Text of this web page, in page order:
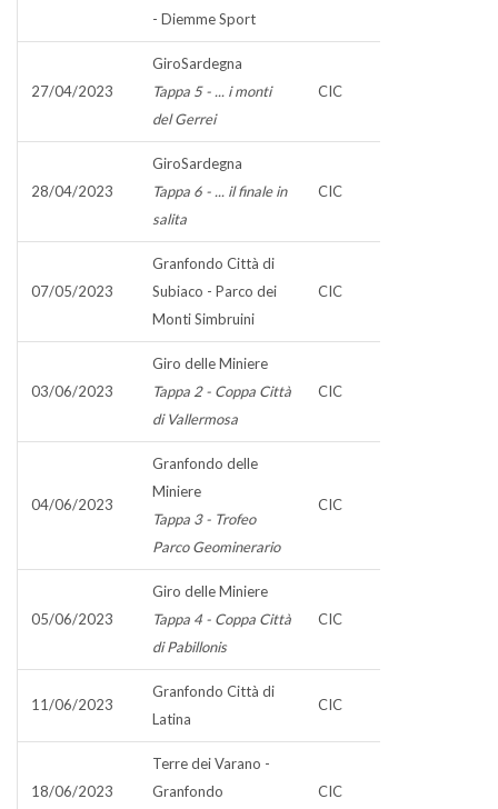
- Diemme Sport
27/04/2023
GiroSardegna
Tappa 5 - ... i monti
del Gerrei
CIC
28/04/2023
GiroSardegna
Tappa 6 - ... il finale in
salita
CIC
07/05/2023
Granfondo Città di
Subiaco - Parco dei
Monti Simbruini
CIC
03/06/2023
Giro delle Miniere
Tappa 2 - Coppa Città
di Vallermosa
CIC
04/06/2023
Granfondo delle
Miniere
Tappa 3 - Trofeo
Parco Geominerario
CIC
05/06/2023
Giro delle Miniere
Tappa 4 - Coppa Città
di Pabillonis
CIC
11/06/2023
Granfondo Città di
Latina
CIC
18/06/2023
Terre dei Varano -
Granfondo
CIC